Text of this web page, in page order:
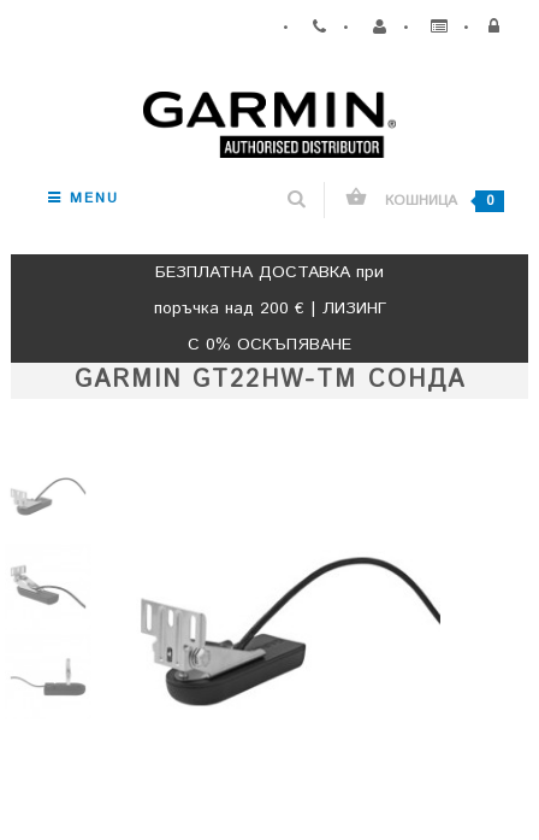
• • • •
MENU КОШНИЦА 0
БЕЗПЛАТНА ДОСТАВКА при
поръчка над 200 € | ЛИЗИНГ
С 0% ОСКЪПЯВАНЕ
GARMIN GT22HW-TM СОНДА